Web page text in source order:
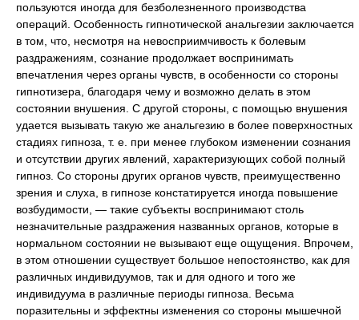
пользуются иногда для безболезненного производства
операций. Особенность гипнотической анальгезии заключается
в том, что, несмотря на невосприимчивость к болевым
раздражениям, сознание продолжает воспринимать
впечатления через органы чувств, в особенности со стороны
гипнотизера, благодаря чему и возможно делать в этом
состоянии внушения. С другой стороны, с помощью внушения
удается вызывать такую же анальгезию в более поверхностных
стадиях гипноза, т. е. при менее глубоком изменении сознания
и отсутствии других явлений, характеризующих собой полный
гипноз. Со стороны других органов чувств, преимущественно
зрения и слуха, в гипнозе констатируется иногда повышение
возбудимости, — такие субъекты воспринимают столь
незначительные раздражения названных органов, которые в
нормальном состоянии не вызывают еще ощущения. Впрочем,
в этом отношении существует большое непостоянство, как для
различных индивидуумов, так и для одного и того же
индивидуума в различные периоды гипноза. Весьма
поразительны и эффектны изменения со стороны мышечной